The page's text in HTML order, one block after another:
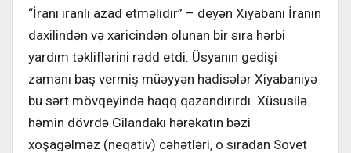
“İranı iranlı azad etməlidir” – deyən Xiyabani İranın
daxilindən və xaricindən olunan bir sıra hərbi
yardım təkliflərini rədd etdi. Üsyanın gedişi
zamanı baş vermiş müəyyən hadisələr Xiyabaniyə
bu sərt mövqeyində haqq qazandırırdı. Xüsusilə
həmin dövrdə Gilandakı hərəkatın bəzi
xoşagəlməz (neqativ) cəhətləri, o sıradan Sovet